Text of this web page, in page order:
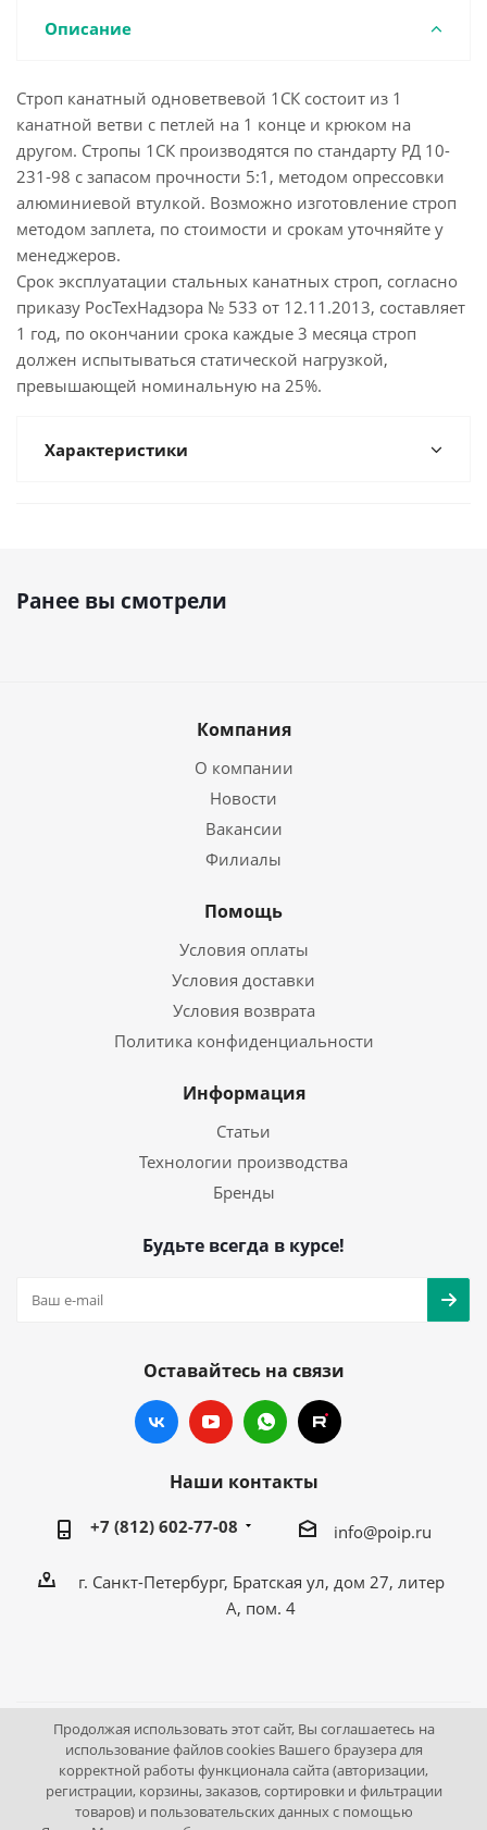
Описание
Строп канатный одноветвевой 1СК состоит из 1
канатной ветви с петлей на 1 конце и крюком на
другом. Стропы 1СК производятся по стандарту РД 10-
231-98 с запасом прочности 5:1, методом опрессовки
алюминиевой втулкой. Возможно изготовление строп
методом заплета, по стоимости и срокам уточняйте у
менеджеров.
Срок эксплуатации стальных канатных строп, согласно
приказу РосТехНадзора № 533 от 12.11.2013, составляет
1 год, по окончании срока каждые 3 месяца строп
должен испытываться статической нагрузкой,
превышающей номинальную на 25%.
Характеристики
Ранее вы смотрели
Компания
О компании
Новости
Вакансии
Филиалы
Помощь
Условия оплаты
Условия доставки
Условия возврата
Политика конфиденциальности
Информация
Статьи
Технологии производства
Бренды
Будьте всегда в курсе!
Оставайтесь на связи
Наши контакты
+7 (812) 602-77-08 info@poip.ru
г. Санкт-Петербург, Братская ул, дом 27, литер
А, пом. 4
2009 - 2026 © Промышленное оборудование Интернет
портал.
195043, г. Санкт-Петербург, Братская ул, дом 27, литер А,
Продолжая использовать этот сайт, Вы соглашаетесь на
использование файлов cookies Вашего браузера для
корректной работы функционала сайта (авторизации,
регистрации, корзины, заказов, сортировки и фильтрации
товаров) и пользовательских данных с помощью